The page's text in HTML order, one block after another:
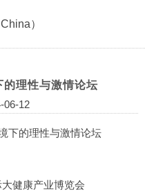
）
理性与激情论坛
06-12
下的理性与激情论坛
健康产业博览会